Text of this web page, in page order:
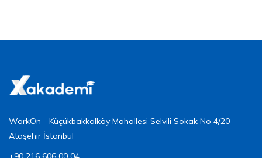
WorkOn - Küçükbakkalköy Mahallesi Selvili Sokak No 4/20
Ataşehir İstanbul